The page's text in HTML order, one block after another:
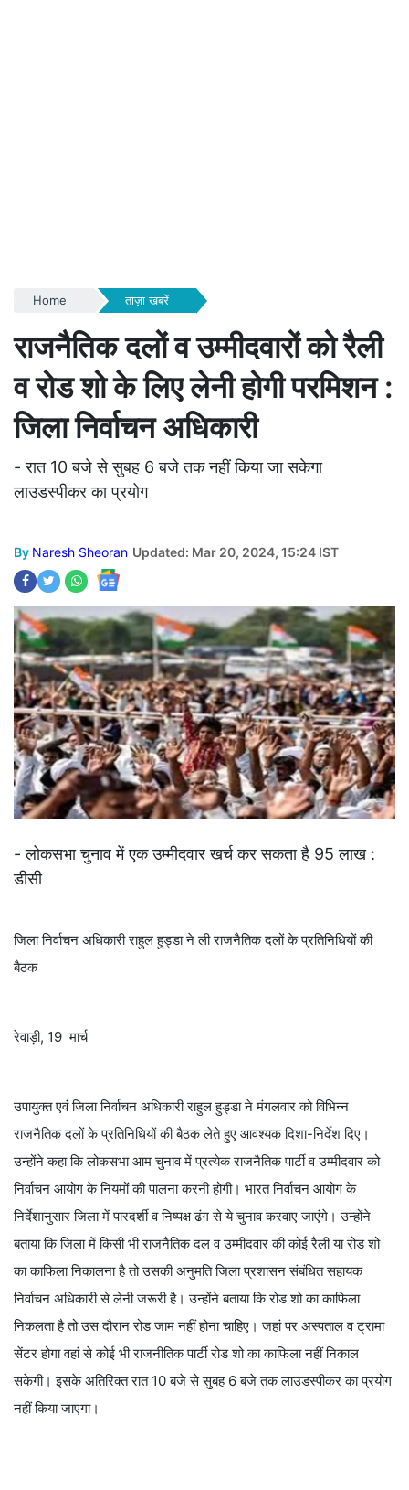
Home ताज़ा खबरें
राजनैतिक दलों व उम्मीदवारों को रैली
व रोड शो के लिए लेनी होगी परमिशन :
जिला निर्वाचन अधिकारी
- रात 10 बजे से सुबह 6 बजे तक नहीं किया जा सकेगा
लाउडस्पीकर का प्रयोग
By Naresh Sheoran Updated: Mar 20, 2024, 15:24 IST
- लोकसभा चुनाव में एक उम्मीदवार खर्च कर सकता है 95 लाख :
डीसी
जिला निर्वाचन अधिकारी राहुल हुड्डा ने ली राजनैतिक दलों के प्रतिनिधियों की
बैठक
रेवाड़ी, 19 मार्च
उपायुक्त एवं जिला निर्वाचन अधिकारी राहुल हुड्डा ने मंगलवार को विभिन्न
राजनैतिक दलों के प्रतिनिधियों की बैठक लेते हुए आवश्यक दिशा-निर्देश दिए।
उन्होंने कहा कि लोकसभा आम चुनाव में प्रत्येक राजनैतिक पार्टी व उम्मीदवार को
निर्वाचन आयोग के नियमों की पालना करनी होगी। भारत निर्वाचन आयोग के
निर्देशानुसार जिला में पारदर्शी व निष्पक्ष ढंग से ये चुनाव करवाए जाएंगे। उन्होंने
बताया कि जिला में किसी भी राजनैतिक दल व उम्मीदवार की कोई रैली या रोड शो
का काफिला निकालना है तो उसकी अनुमति जिला प्रशासन संबंधित सहायक
निर्वाचन अधिकारी से लेनी जरूरी है। उन्होंने बताया कि रोड शो का काफिला
निकलता है तो उस दौरान रोड जाम नहीं होना चाहिए। जहां पर अस्पताल व ट्रामा
सेंटर होगा वहां से कोई भी राजनीतिक पार्टी रोड शो का काफिला नहीं निकाल
सकेगी। इसके अतिरिक्त रात 10 बजे से सुबह 6 बजे तक लाउडस्पीकर का प्रयोग
नहीं किया जाएगा।